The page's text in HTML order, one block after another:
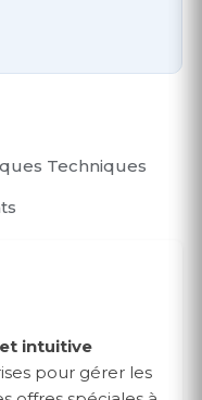
Techniques
intuitive
pour gérer les